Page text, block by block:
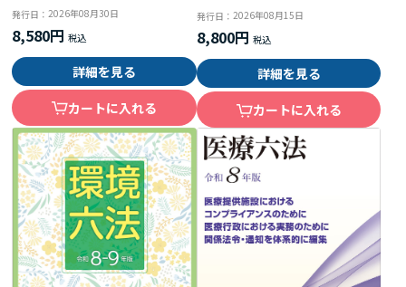
発行日：2026年08月30日
8,580円
詳細を見る
カートに入れる
発行日： 2026年08月15日
8,800円
詳細を見る
カートに入れる